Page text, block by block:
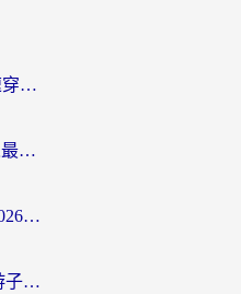
海外党必看：ChickCN和极速穿梭VPN好用吗？3招教你选对回国加速器无缝刷国内资源
斧牛和light哪个好？海外华人最关心的回国加速器选择难题，一篇讲透
在国外怎么用虎牙不卡顿？2026海外华人亲测有效的回国加速器选择指南
斧牛和加速喵好用吗？海外游子的真实选择困境